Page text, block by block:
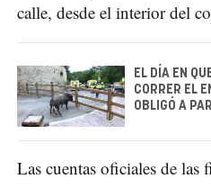
calle, desde el interior del
EL DÍA EN
CORRER EL
OBLIGÓ A
Las cuentas oficiales de las